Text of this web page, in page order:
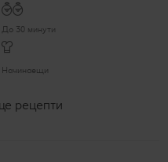
До 30 минути
Начинаещи
рецепти